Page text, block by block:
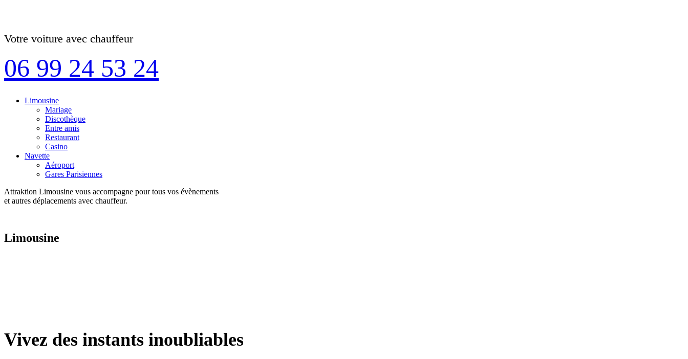
Votre voiture avec chauffeur
06 99 24 53 24
Limousine
Mariage
Discothèque
Entre amis
Restaurant
Casino
Navette
Aéroport
Gares Parisiennes
Attraktion Limousine vous accompagne pour tous vos évènements
et autres déplacements avec chauffeur.
Limousine
Vivez des instants inoubliables